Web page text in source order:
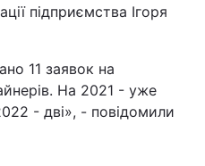
підприємства Ігоря
11 заявок на
На 2021 - уже
- дві», - повідомили